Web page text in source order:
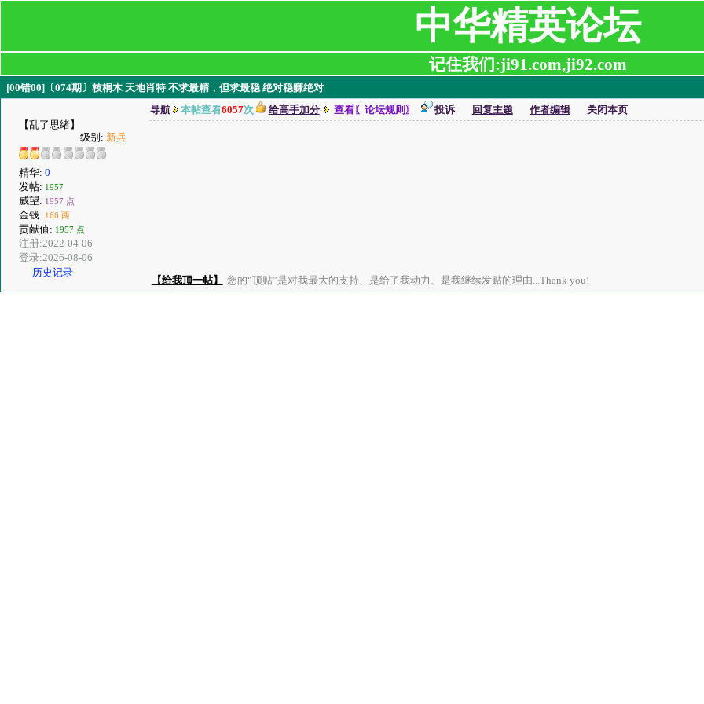
中华精英论坛
记住我们:ji91.com,ji92.com
[00错00]〔074期〕枝桐木 天地肖特 不求最精，但求最稳 绝对稳赚绝对
【乱了思绪】
级别: 新兵
精华: 0
发帖: 1957
威望: 1957 点
金钱: 166 两
贡献值: 1957 点
注册:2022-04-06
登录:2026-08-06
历史记录
导航 本帖查看6057次 给高手加分 查看〖论坛规则〗 投诉 回复主题 作者编辑 关闭本页
【给我顶一帖】 您的“顶贴”是对我最大的支持、是给了我动力、是我继续发贴的理由...Thank you!